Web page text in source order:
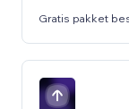
Gratis pakket